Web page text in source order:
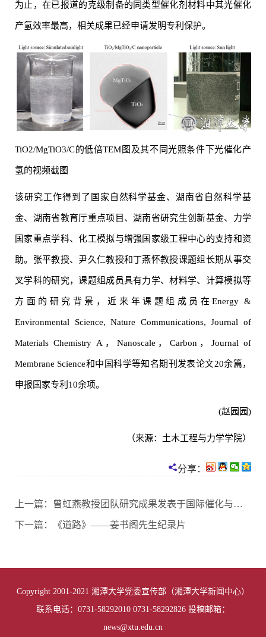
为止，在已报道的克级制备的同类型催化剂材料中其光催化
产氢效率最高，相关成果已经申请发明专利保护。
TiO2/MgTiO3/C的低倍TEM图及其不同光照条件下光催化产
氢的视频截图
该研究工作得到了国家自然科学基金、湖南省自然科学基
金、湖南省教育厅重点项目、湖南省研究生创新基金、力学
国家重点学科、化工模拟与增强国家级工程中心的支持和资
助。张平教授、尹久仁教授和丁燕怀教授课题组长期从事交
叉学科的研究，课题组成员具有力学、材料学、计算模拟等
方面的研究背景，近来年课题组成员在Energy &
Environmental Science, Nature Communications, Journal of
Materials Chemistry A，Nanoscale，Carbon，Journal of
Membrane Science和中国科学等知名期刊发表论文20余篇，
申报国家专利10余项。
(赵园园)
（来源：土木工程与力学学院）
分享：
上一篇： 曾虹燕教授团队研究成果发表于国际催化与环境领域顶级学术期刊
下一篇： 《道路》——姜书阁先生纪录片
Copyright 2001-2021 湘潭大学党委宣传部（湘潭大学新闻中心）
联系电话：0731-58292010 0731-58292826 投稿邮箱：
news@xtu.edu.cn